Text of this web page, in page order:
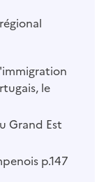
le
Grand Est
p.147